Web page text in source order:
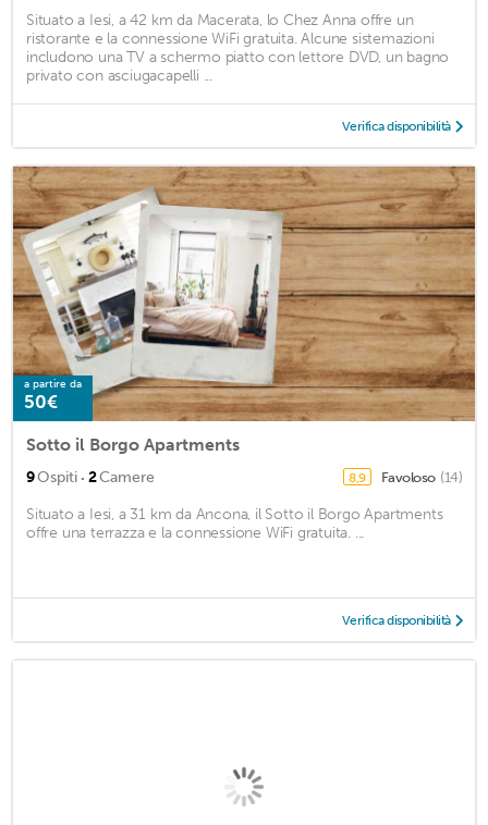
Situato a Iesi, a 42 km da Macerata, lo Chez Anna offre un
ristorante e la connessione WiFi gratuita. Alcune sistemazioni
includono una TV a schermo piatto con lettore DVD, un bagno
privato con asciugacapelli ...
Verifica disponibilità
a partire da
50€
Sotto il Borgo Apartments
9Ospiti · 2Camere 8,9 Favoloso (14)
Situato a Iesi, a 31 km da Ancona, il Sotto il Borgo Apartments
offre una terrazza e la connessione WiFi gratuita. ...
Verifica disponibilità